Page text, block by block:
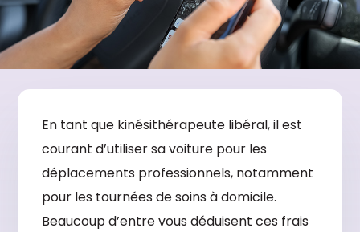
En tant que kinésithérapeute libéral, il est
courant d’utiliser sa voiture pour les
déplacements professionnels, notamment
pour les tournées de soins à domicile.
Beaucoup d’entre vous déduisent ces frais